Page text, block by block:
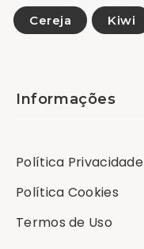
Cereja Kiwi
Informações
Política Privacidade
Política Cookies
Termos de Uso